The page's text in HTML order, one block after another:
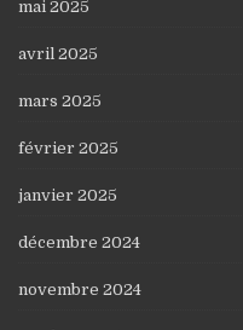
mai 2025
avril 2025
mars 2025
février 2025
janvier 2025
décembre 2024
novembre 2024